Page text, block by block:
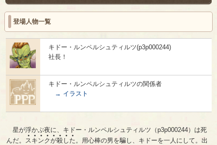
登場人物一覧
キドー・ルンペルシュティルツ(p3p000244)
社長！
キドー・ルンペルシュティルツの関係者
→ イラスト
星が浮かぶ夜に、キドー・ルンペルシュティルツ（p3p000244）は死
んだ。 ス
●
キ
●
ン
●
ク
●
が
●
殺
●
し
●
た
●
。用心棒の男を騙し、キドーを一人にして。出